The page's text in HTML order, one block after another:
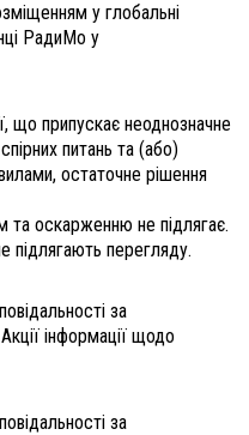
у глобальні
РадиМо у
що припускає неоднозначне
питань та (або)
остаточне рішення
та оскарженню не підлягає.
підлягають перегляду.
за
інформації щодо
за